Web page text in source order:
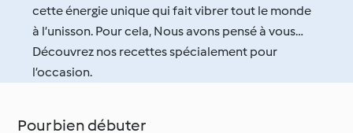
cette énergie unique qui fait vibrer tout le monde
à l’unisson. Pour cela, Nous avons pensé à vous…
Découvrez nos recettes spécialement pour
l’occasion.
Pour bien débuter